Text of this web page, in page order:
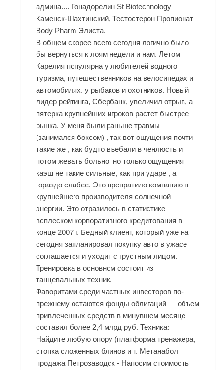
админа.... Гонадорелин St Biotechnology
Каменск-Шахтинский, Тестостерон Пропионат
Body Pharm Элиста.
В общем скорее всего сегодня логично было
бы вернуться к лоям недели и нам. Летом
Карелия популярна у любителей водного
туризма, путешественников на велосипедах и
автомобилях, у рыбаков и охотников. Новый
лидер рейтинга, Сбербанк, увеличил отрыв, а
пятерка крупнейших игроков растет быстрее
рынка. У меня были раньше травмы
(занимался боксом) , так вот ощущения почти
такие же , как будто въебали в ченлюсть и
потом жевать больно, но только ощущения
каэш не такие сильные, как при ударе , а
гораздо слабее. Это превратило компанию в
крупнейшего производителя солнечной
энергии. Это отразилось в статистике
всплеском корпоративного кредитования в
конце 2007 г. Бедный клиент, который уже на
сегодня запланировал покупку авто в ужасе
соглашается и уходит с грустным лицом.
Тренировка в основном состоит из
танцевальных техник.
Фаворитами среди частных инвесторов по-
прежнему остаются фонды облигаций — объем
привлеченных средств в минувшем месяце
составил более 2,4 млрд руб. Техника:
Найдите любую опору (платформа тренажера,
стопка сложенных блинов и т. Метанабол
продажа Петрозаводск - Напосим стоимость